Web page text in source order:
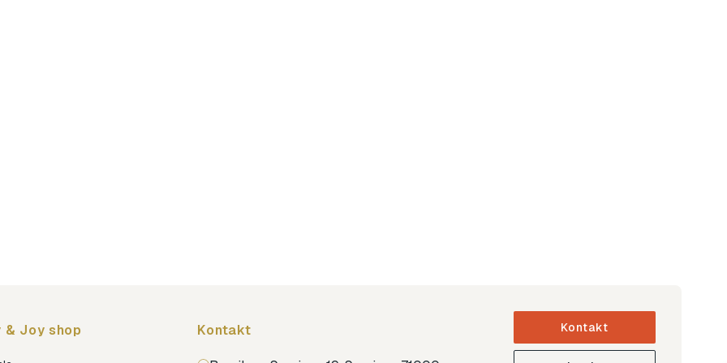
& Joy shop Kontakt Kontakt